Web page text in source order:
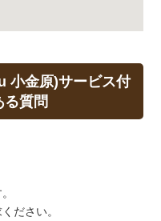
小金原)サービス付
る質問
ださい。